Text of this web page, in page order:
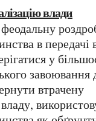
влади
в передачі
у
завоювання
втрачену